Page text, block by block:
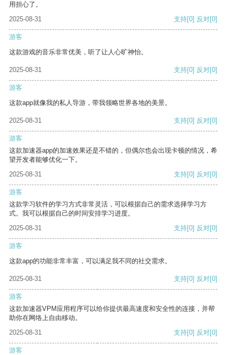
用担心了。
2025-08-31
支持[0] 反对[0]
游客
这款游戏的音乐非常优美，听了让人心旷神怡。
2025-08-31 支持[0] 反对[0]
游客
这款app就像我的私人导游，带我领略世界各地的美景。
2025-08-31 支持[0] 反对[0]
游客
这款加速器app的加速效果还是不错的，但偶尔也会出现卡顿的情况，希
望开发者能够优化一下。
2025-08-31
支持[0] 反对[0]
游客
这款学习软件的学习方式非常灵活，可以根据自己的需求选择学习方
式。我可以根据自己的时间安排学习进度。
2025-08-31
支持[0] 反对[0]
游客
这款app的功能非常丰富，可以满足我不同的社交需求。
2025-08-31 支持[0] 反对[0]
游客
这款加速器VPM应用程序可以给你提供最高速度和安全性的连接，并帮
助你在网络上自由移动。
2025-08-31
支持[0] 反对[0]
游客